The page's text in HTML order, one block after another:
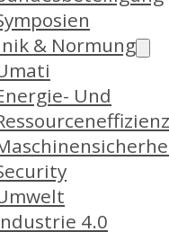
& Normung
Und
4.0